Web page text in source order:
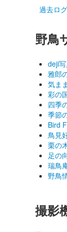
過去ロ
野鳥
deji写
雅郎
気ま
彩の
四季
季節
Bird
鳥見
栗の
足の
瑞鳥
野鳥
撮影